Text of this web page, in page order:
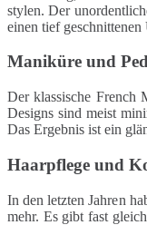
stylen. Der
einen tief
Maniküre und
Der klassische French
Designs sind meist
Das Ergebnis ist ein
Haarpflege und
In den letzten Jahren
mehr. Es gibt fast